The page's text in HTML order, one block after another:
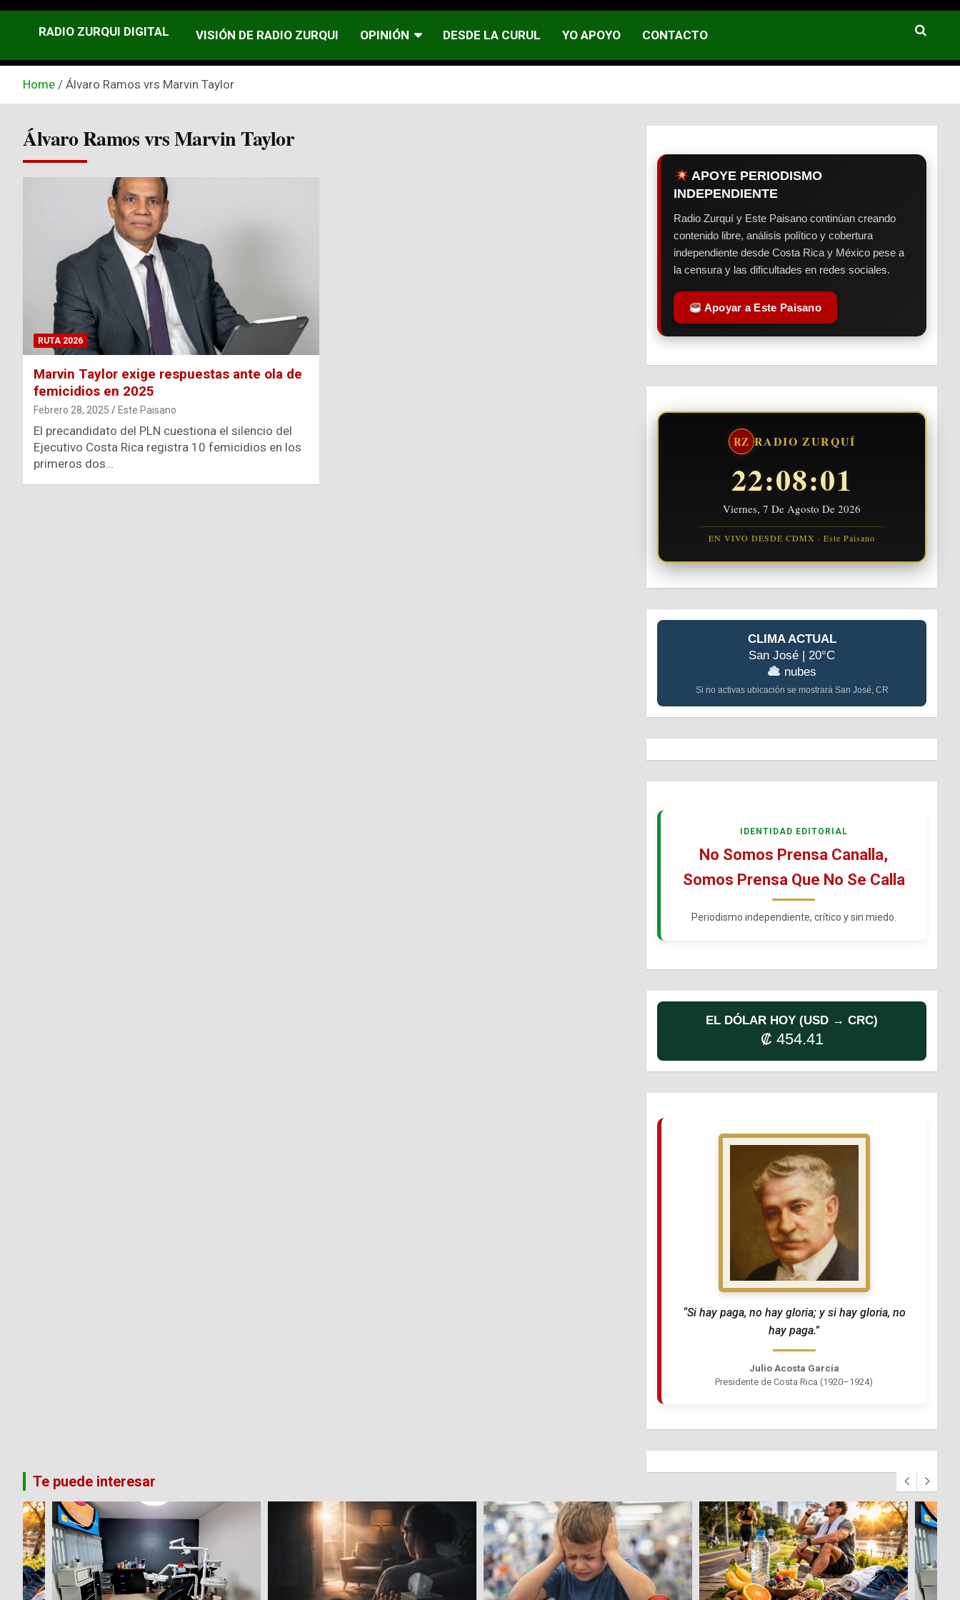
RADIO ZURQUI DIGITAL VISIÓN DE RADIO ZURQUI OPINIÓN DESDE LA CURUL YO APOYO CONTACTO
Home Álvaro Ramos vrs Marvin Taylor
Álvaro Ramos vrs Marvin Taylor
RUTA 2026
Marvin Taylor exige respuestas ante ola de
femicidios en 2025
Febrero 28, 2025 Este Paisano
El precandidato del PLN cuestiona el silencio del
Ejecutivo Costa Rica registra 10 femicidios en los
primeros dos…
APOYE PERIODISMO
INDEPENDIENTE
Radio Zurquí y Este Paisano continúan creando
contenido libre, análisis político y cobertura
independiente desde Costa Rica y México pese a
la censura y las dificultades en redes sociales.
Apoyar a Este Paisano
RZ RADIO ZURQUÍ
22:08:02
Viernes, 7 De Agosto De 2026
EN VIVO DESDE CDMX · Este Paisano
CLIMA ACTUAL
San José | 20°C
nubes
Si no activas ubicación se mostrará San José, CR
IDENTIDAD EDITORIAL
No Somos Prensa Canalla,
Somos Prensa Que No Se Calla
Periodismo independiente, crítico y sin miedo.
EL DÓLAR HOY (USD → CRC)
₡ 454.41
“Si hay paga, no hay gloria; y si hay gloria, no
hay paga.”
Julio Acosta García
Presidente de Costa Rica (1920–1924)
Te puede interesar